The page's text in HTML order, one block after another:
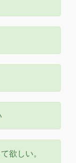
欲しい。